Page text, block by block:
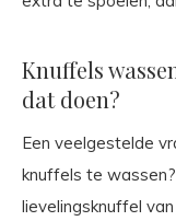
Knuffels
dat doen?
Een veelgestelde
knuffels te
lievelingsknuffel